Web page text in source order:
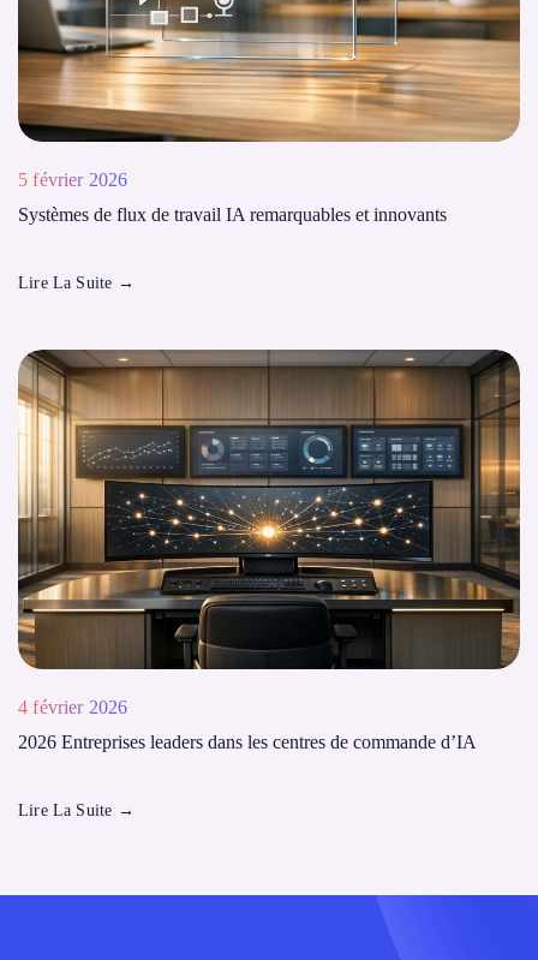
5 février 2026
Systèmes de flux de travail IA remarquables et innovants
Lire La Suite →
4 février 2026
2026 Entreprises leaders dans les centres de commande d’IA
Lire La Suite →